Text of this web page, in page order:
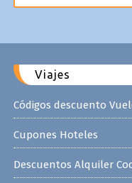
Viajes
Códigos descuento
Cupones Hoteles
Descuentos Alquiler